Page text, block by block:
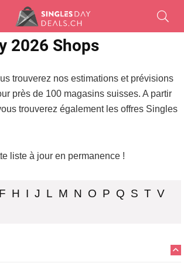
2026 Shops
trouverez nos estimations et prévisions
près de 100 magasins suisses. A partir
trouverez également les offres Singles
liste à jour en permanence !
F H I J L M N O P Q S T V